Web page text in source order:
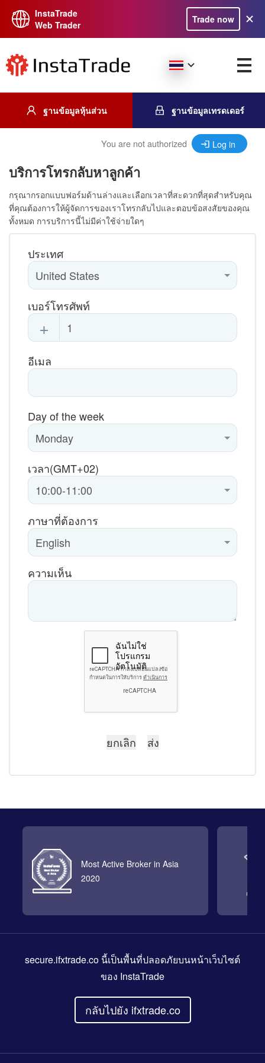
InstaTrade
Web Trader
Trade now
ฐานข้อมูลหุ้นส่วน ฐานข้อมูลเทรดเดอร์
You are not authorized Log in
บริการโทรกลับหาลูกค้า
กรุณากรอกแบบฟอร์มด้านล่างและเลือกเวลาที่สะดวกที่สุดสำหรับคุณ
ที่คุณต้องการให้ผู้จัดการของเราโทรกลับไปและตอบข้อสงสัยของคุณ
ทั้งหมด การบริการนี้ไม่มีค่าใช้จ่ายใดๆ
ประเทศ
เบอร์โทรศัพท์
+
อีเมล
Day of the week
เวลา(GMT+02)
ภาษาที่ต้องการ
ความเห็น
Most Active Broker in Asia
2020
secure.ifxtrade.co นี้เป็นพื้นที่ปลอดภัยบนหน้าเว็บไซต์
ของ InstaTrade
กลับไปยัง ifxtrade.co